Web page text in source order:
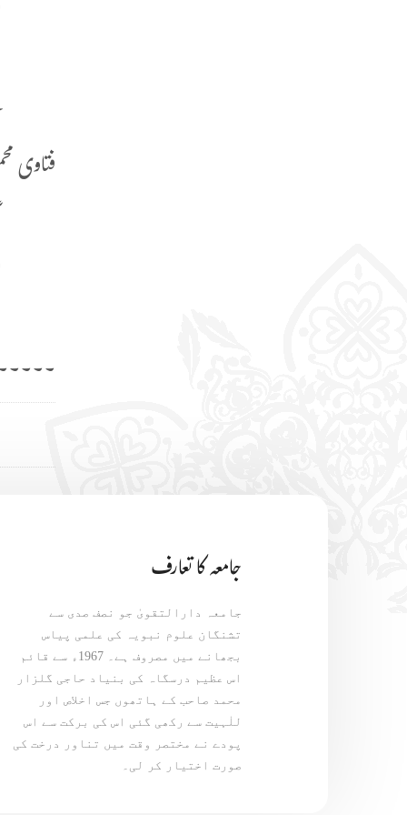
فتاوی
جامعہ کا تعارف
جامعہ دارالتقویٰ جو نصف صدی سے
تشنگان علوم نبویہ کی علمی پیاس
بجھانے میں مصروف ہے۔ 1967ء سے قائم
اس عظیم درسگاہ کی بنیاد حاجی گلزار
محمد صاحب کے ہاتھوں جس اخلاص اور
للٰہیت سے رکھی گئی اس کی برکت سے اس
پودے نے مختصر وقت میں تناور درخت کی
صورت اختیار کر لی۔